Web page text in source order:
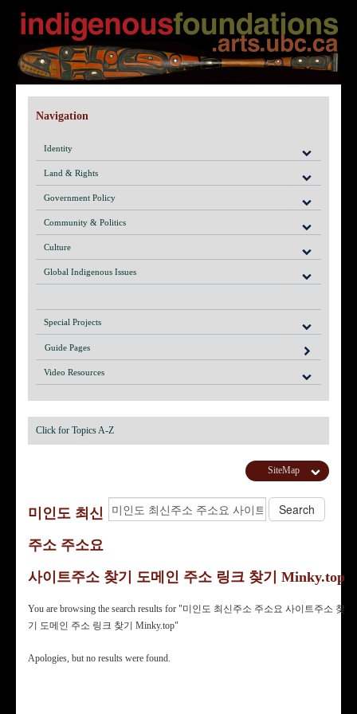
Navigation
Identity
Land & Rights
Government Policy
Community & Politics
Culture
Global Indigenous Issues
Special Projects
Guide Pages
Video Resources
Click for Topics A-Z
SiteMap
미인도 최신
주소 주소요
사이트주소 찾기 도메인 주소 링크 찾기 Minky.top
You are browsing the search results for "미인도 최신주소 주소요 사이트주소 찾
기 도메인 주소 링크 찾기 Minky.top"
Apologies, but no results were found.